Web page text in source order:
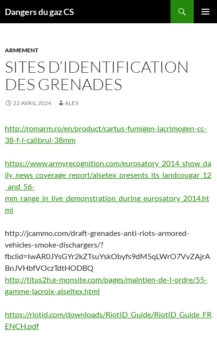
Dangers du gaz CS
ARMEMENT
SITES D’IDENTIFICATION
DES GRENADES
22 AVRIL 2024 ALEX
http://romarm.ro/en/product/cartus-fumigen-lacrimogen-cc-
38-f-l-calibrul-38mm
https://www.armyrecognition.com/eurosatory_2014_show_da
ily_news_coverage_report/alsetex_presents_its_landcougar_12
_and_56-
mm_range_in_live_demonstration_during_eurosatory_2014.ht
ml
http://jcammo.com/draft-grenades-anti-riots-armored-
vehicles-smoke-dischargers/?
fbclid=IwAR0JYsGYr2kZTsuYskObyfs9dM5qLWrO7VvZAjrA
BnJVHbfVOczTdtHODBQ
http://titus2h.e-monsite.com/pages/maintien-de-l-ordre/55-
gamme-lacroix-alseltex.html
https://riotid.com/downloads/RiotID_Guide/RiotID_Guide_FR
ENCH.pdf